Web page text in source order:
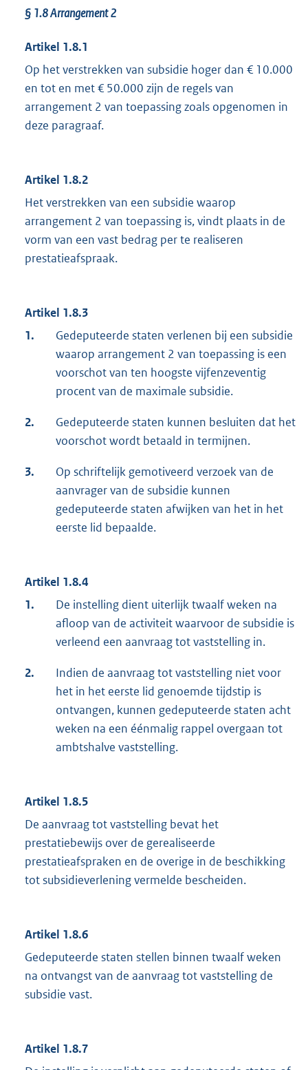
§ 1.8Arrangement 2
Artikel 1.8.1
Op het verstrekken van subsidie hoger dan € 10.000
en tot en met € 50.000 zijn de regels van
arrangement 2 van toepassing zoals opgenomen in
deze paragraaf.
Artikel 1.8.2
Het verstrekken van een subsidie waarop
arrangement 2 van toepassing is, vindt plaats in de
vorm van een vast bedrag per te realiseren
prestatieafspraak.
Artikel 1.8.3
1.
Gedeputeerde staten verlenen bij een subsidie
waarop arrangement 2 van toepassing is een
voorschot van ten hoogste vijfenzeventig
procent van de maximale subsidie.
2.
Gedeputeerde staten kunnen besluiten dat het
voorschot wordt betaald in termijnen.
3.
Op schriftelijk gemotiveerd verzoek van de
aanvrager van de subsidie kunnen
gedeputeerde staten afwijken van het in het
eerste lid bepaalde.
Artikel 1.8.4
1.
De instelling dient uiterlijk twaalf weken na
afloop van de activiteit waarvoor de subsidie is
verleend een aanvraag tot vaststelling in.
2.
Indien de aanvraag tot vaststelling niet voor
het in het eerste lid genoemde tijdstip is
ontvangen, kunnen gedeputeerde staten acht
weken na een éénmalig rappel overgaan tot
ambtshalve vaststelling.
Artikel 1.8.5
De aanvraag tot vaststelling bevat het
prestatiebewijs over de gerealiseerde
prestatieafspraken en de overige in de beschikking
tot subsidieverlening vermelde bescheiden.
Artikel 1.8.6
Gedeputeerde staten stellen binnen twaalf weken
na ontvangst van de aanvraag tot vaststelling de
subsidie vast.
Artikel 1.8.7